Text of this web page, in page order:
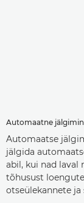
Automaatne
Automaatse
jälgida
abil, kui nad
tõhusust
otseülekannete ja